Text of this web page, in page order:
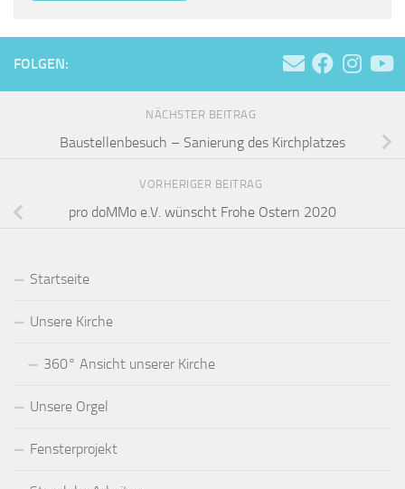
FOLGEN:
NÄCHSTER BEITRAG
Baustellenbesuch – Sanierung des Kirchplatzes
VORHERIGER BEITRAG
pro doMMo e.V. wünscht Frohe Ostern 2020
Startseite
Unsere Kirche
360° Ansicht unserer Kirche
Unsere Orgel
Fensterprojekt